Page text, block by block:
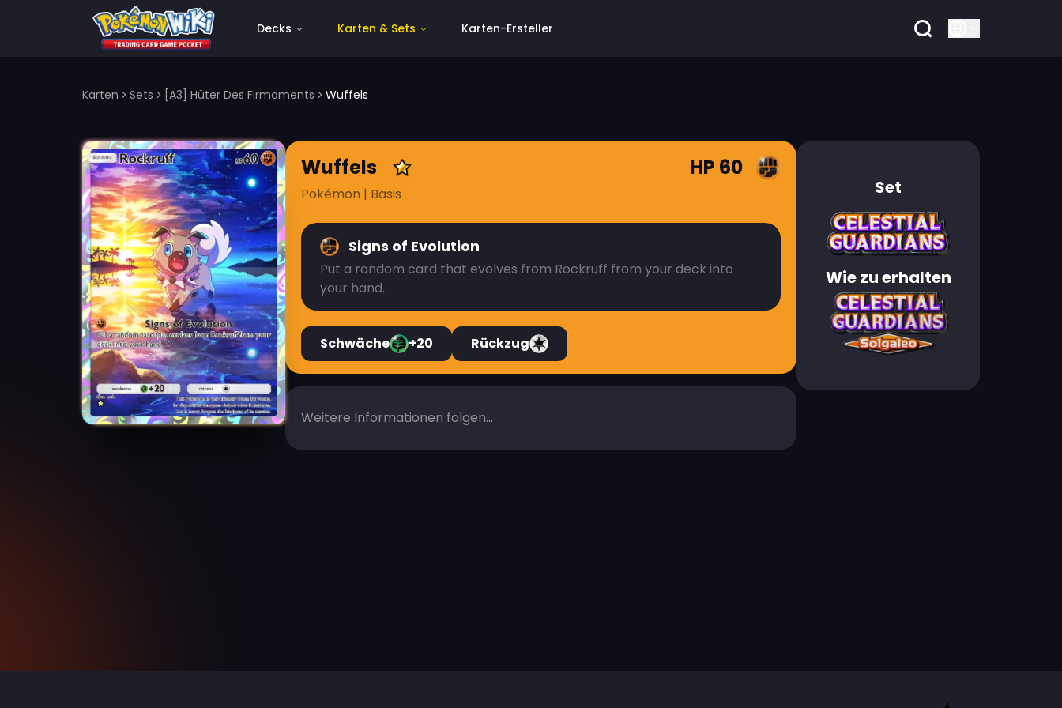
Karten Sets [A3] Hüter Des Firmaments Wuffels
Decks Karten & Sets Karten-Ersteller
Wuffels HP 60
Pokémon | Basis
Signs of Evolution
Put a random card that evolves from Rockruff from your deck into
your hand.
Schwäche +20 Rückzug
Weitere Informationen folgen...
Set
Wie zu erhalten